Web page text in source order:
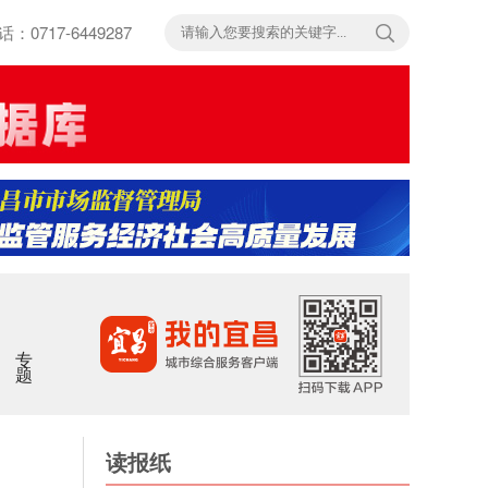
：0717-6449287
专题
读报纸